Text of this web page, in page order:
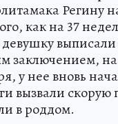
Регину
как на 37
заключением,
у нее вновь
вызвали
в роддом.